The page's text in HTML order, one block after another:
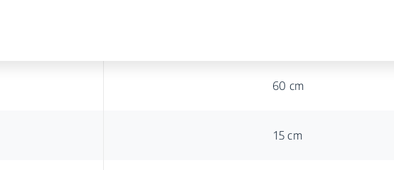
60 cm
15 cm